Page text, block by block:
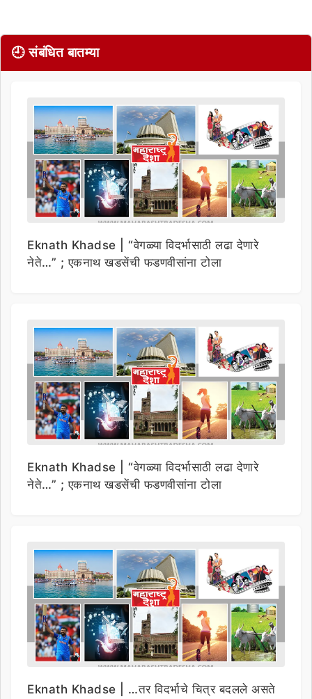
🕘 संबंधित बातम्या
Eknath Khadse | “वेगळ्या विदर्भासाठी लढा देणारे
नेते…” ; एकनाथ खडसेंची फडणवीसांना टोला
Eknath Khadse | “वेगळ्या विदर्भासाठी लढा देणारे
नेते…” ; एकनाथ खडसेंची फडणवीसांना टोला
Eknath Khadse | …तर विदर्भाचे चित्र बदलले असते